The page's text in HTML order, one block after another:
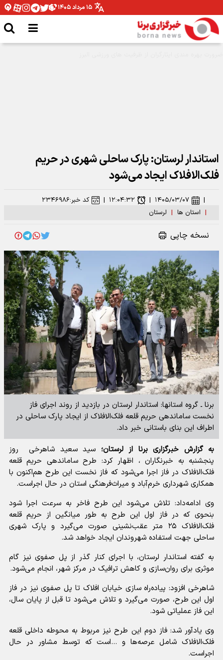
۱۵ مرداد ۱۴۰۵
استاندار لرستان: پارک ساحلی شهری در حریم
فلک‌الافلاک ایجاد می‌شود
| استان ها | لرستان
| ۱۴۰۵/۰۳/۰۷ | ۱۲:۰۴:۳۲ | کد خبر:۲۳۴۶۹۸۶
نسخه چاپی
برنا ـ گروه استانها: استاندار لرستان در بازدید از روند اجرای فاز
نخست ساماندهی حریم قلعه فلک‌الافلاک از ایجاد پارک ساحلی در
اطراف این بنای باستانی خبر داد.
به گزارش خبرگزاری برنا از لرستان؛ سید سعید شاهرخی روز
پنجشنبه به خبرنگاران ، اظهار کرد: طرح ساماندهی حریم قلعه
فلک‌الافلاک در فاز اجرا می‌شود که فاز نخست این طرح هم‌اکنون با
همکاری شهرداری خرم‌آباد و میراث‌فرهنگی استان در حال اجراست.
وی ادامه‌داد: تلاش می‌شود این طرح فاخر به سرعت اجرا شود
بنحوی که در فاز اول این طرح به طور میانگین از حریم قلعه
فلک‌الافلاک ۲۵ متر عقب‌نشینی صورت می‌گیرد و پارک شهری
ساحلی جهت استفاده شهروندان ایجاد خواهد شد.
به گفته استاندار لرستان، با اجرای کنار گذر از پل صفوی نیز گام
موثری برای روان‌سازی و کاهش ترافیک در مرکز شهر، انجام می‌شود.
شاهرخی افزود: پیاده‌راه سازی خیابان افلاک تا پل صفوی نیز در فاز
اول این طرح، صورت می‌گیرد و تلاش می‌شود تا قبل از پایان سال،
این فاز عملیاتی شود.
وی یادآور شد: فاز دوم این طرح نیز مربوط به محوطه داخلی قلعه
فلک‌الافلاک شامل عرصه‌ها و ...است که توسط مشاور در حال
اجراست.